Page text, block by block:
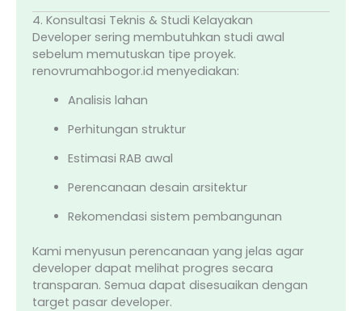
4. Konsultasi Teknis & Studi Kelayakan
Developer sering membutuhkan studi awal
sebelum memutuskan tipe proyek.
renovrumahbogor.id menyediakan:
Analisis lahan
Perhitungan struktur
Estimasi RAB awal
Perencanaan desain arsitektur
Rekomendasi sistem pembangunan
Kami menyusun perencanaan yang jelas agar
developer dapat melihat progres secara
transparan. Semua dapat disesuaikan dengan
target pasar developer.